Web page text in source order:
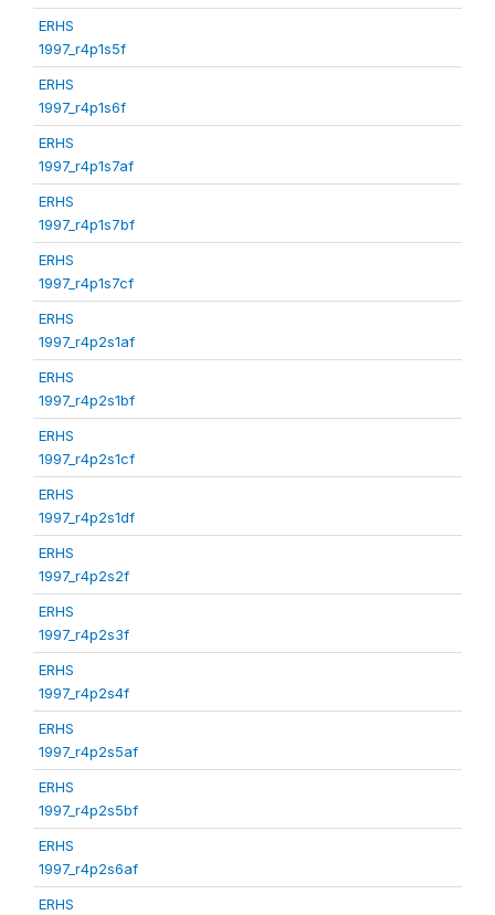
ERHS
1997_r4p1s5f
ERHS
1997_r4p1s6f
ERHS
1997_r4p1s7af
ERHS
1997_r4p1s7bf
ERHS
1997_r4p1s7cf
ERHS
1997_r4p2s1af
ERHS
1997_r4p2s1bf
ERHS
1997_r4p2s1cf
ERHS
1997_r4p2s1df
ERHS
1997_r4p2s2f
ERHS
1997_r4p2s3f
ERHS
1997_r4p2s4f
ERHS
1997_r4p2s5af
ERHS
1997_r4p2s5bf
ERHS
1997_r4p2s6af
ERHS